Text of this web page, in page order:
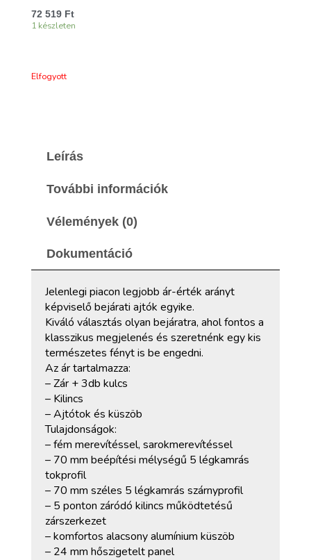
72 519 Ft
1 készleten
Elfogyott
Leírás
További információk
Vélemények (0)
Dokumentáció
Jelenlegi piacon legjobb ár-érték arányt
képviselő bejárati ajtók egyike.
Kiváló választás olyan bejáratra, ahol fontos a
klasszikus megjelenés és szeretnénk egy kis
természetes fényt is be engedni.
Az ár tartalmazza:
– Zár + 3db kulcs
– Kilincs
– Ajtótok és küszöb
Tulajdonságok:
– fém merevítéssel, sarokmerevítéssel
– 70 mm beépítési mélységű 5 légkamrás
tokprofil
– 70 mm széles 5 légkamrás szárnyprofil
– 5 ponton záródó kilincs működtetésű
zárszerkezet
– komfortos alacsony alumínium küszöb
– 24 mm hőszigetelt panel